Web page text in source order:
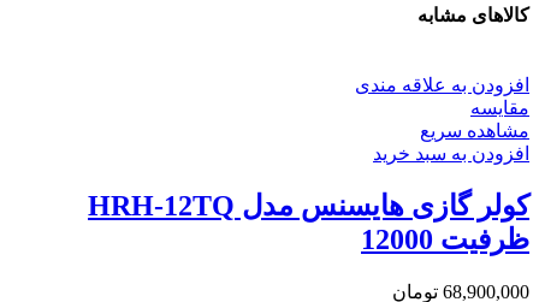
کالاهای مشابه
افزودن به علاقه مندی
مقایسه
مشاهده سریع
افزودن به سبد خرید
کولر گازی هایسنس مدل HRH-12TQ
ظرفیت 12000
68,900,000 تومان